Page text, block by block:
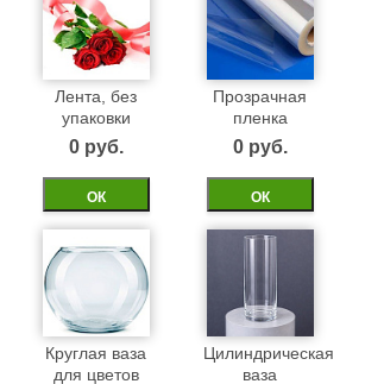
Лента, без
упаковки
0 pуб.
ОК
Прозрачная
пленка
0 pуб.
ОК
Круглая ваза
для цветов
Цилиндрическая
ваза